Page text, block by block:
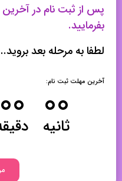
پس از ثبت نام در آخرین
بفرمایید.
لطفا به مرحله بعد
آخرین مهلت ثبت نام: ۰۰ ۰۰
ثانیه